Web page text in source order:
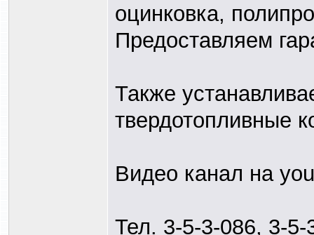
оцинковка,
Предоставляем
Также
твердотопливные
Видео канал на
Тел. 3-5-3-086, 3-